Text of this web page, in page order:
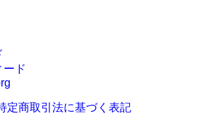
ード
定商取引法に基づく表記